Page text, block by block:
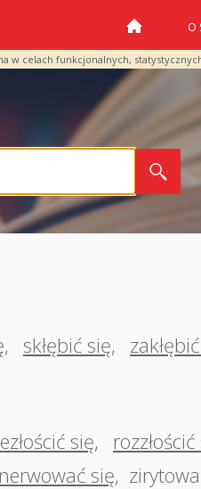
w celach funkcjonalnych,
O
, skłębić się,
się,
się,